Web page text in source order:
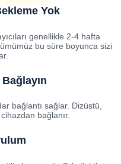
Yok
genellikle 2-4 hafta
bu süre boyunca sizi
bağlantı sağlar. Dizüstü,
bağlanır.